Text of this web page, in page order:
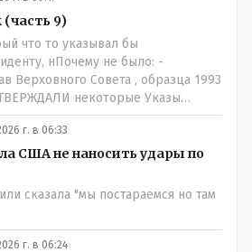
9)
что то указывал бы
нПочему не было: -
Верховного Совета , образца 1993
некоторые Указы
в части выборов и перевыборов и
политики, и тогда
РАСПУСТИЛ этот бунтарский
Абдильдин вам знакомо -
КП Казахстана , впоследствии -
и Мажлиса и Председатель
он в то время и после и причём
и многократно на недостатки
г. в 06:33
США не наносить удары по
сказала "мы постараемся но там
г. в 06:24